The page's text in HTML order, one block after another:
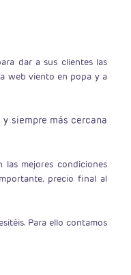
dar a sus clientes las
web viento en popa y a
siempre más cercana
mejores condiciones
precio final al
Para ello contamos